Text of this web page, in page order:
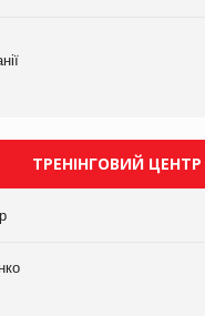
ТРЕНІНГОВИЙ ЦЕНТР